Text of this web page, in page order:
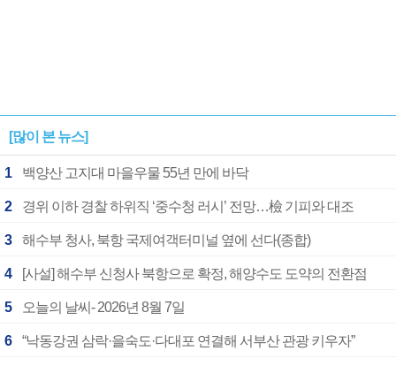
[많이 본 뉴스]
1 백양산 고지대 마을우물 55년 만에 바닥
2 경위 이하 경찰 하위직 ‘중수청 러시’ 전망…檢 기피와 대조
3 해수부 청사, 북항 국제여객터미널 옆에 선다(종합)
4 [사설] 해수부 신청사 북항으로 확정, 해양수도 도약의 전환점
5 오늘의 날씨- 2026년 8월 7일
6 “낙동강권 삼락·을숙도·다대포 연결해 서부산 관광 키우자”